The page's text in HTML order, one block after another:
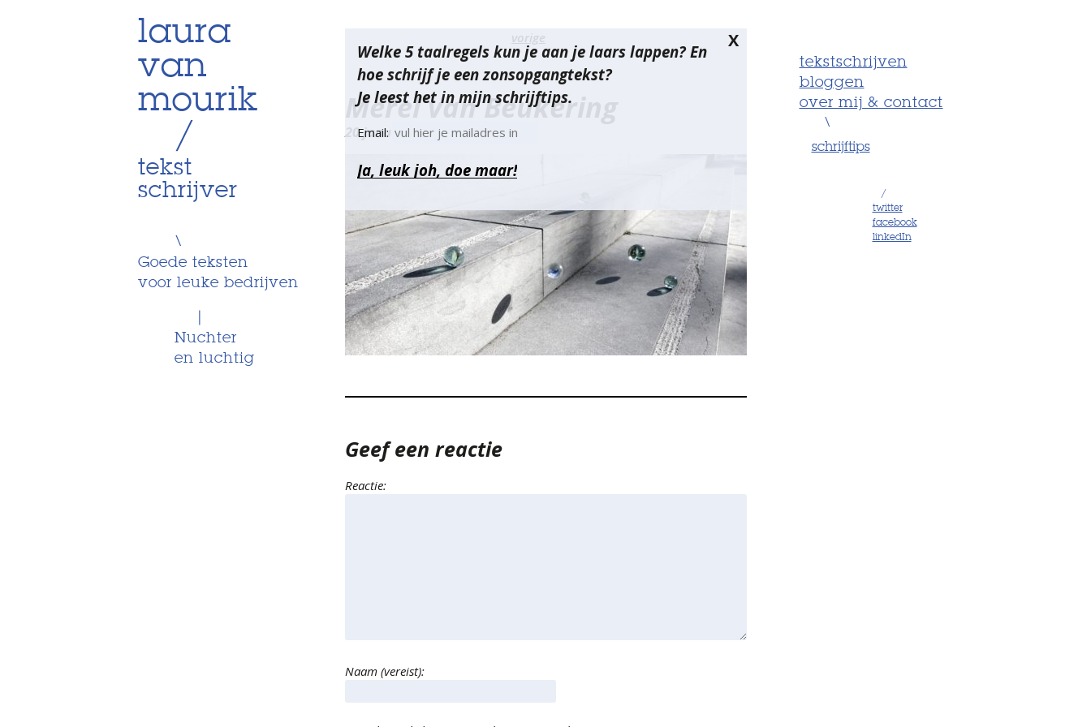
Skip
to
content
laura
van
mourik
/
tekst
schrijver
\
Goede teksten
voor leuke bedrijven
Nuchter
en luchtig
tekstschrijven
bloggen
over mij & contact
\
schrijftips
/
twitter
facebook
linkedIn
X
Welke 5 taalregels kun je aan je laars lappen? En
hoe schrijf je een zonsopgangtekst?
Je leest het in mijn schrijftips.
Email:
Bericht
navigatie
vorige
Merel van Beukering
20 januari 2015
Geef een reactie
Reactie:
Naam (vereist):